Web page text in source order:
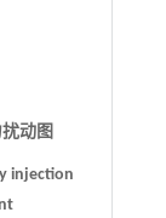
动图
injection